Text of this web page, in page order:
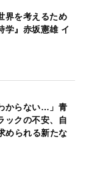
界を考えるため
学』赤坂憲雄 イ
からない…」青
ックの不安、自
められる新たな